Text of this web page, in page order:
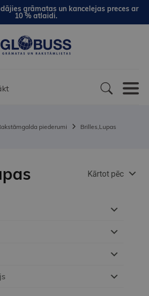
grāmatas un kancelejas preces ar
10 % atlaidi.
piederumi Brilles,Lupas
Kārtot pēc